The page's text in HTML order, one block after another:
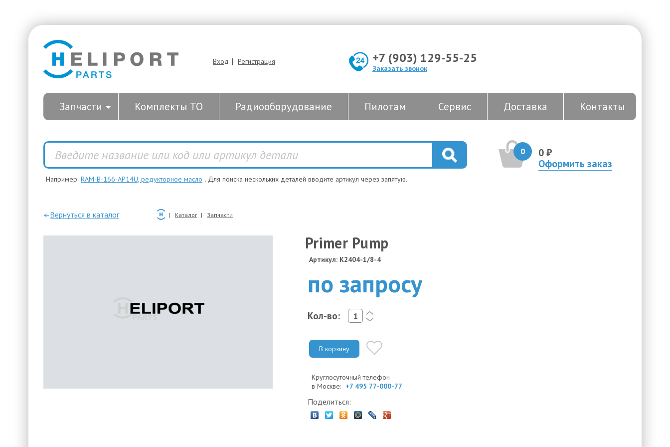
Вход | Регистрация +7 (903) 129-55-25
Заказать звонок
Запчасти Комплекты ТО Радиооборудование Пилотам Сервис Доставка Контакты
0
0 ₽
Оформить заказ
Например: RAM-B-166-AP14U, редукторное масло . Для поиска нескольких деталей вводите артикул через запятую.
—Вернуться в каталог Каталог Запчасти
Primer Pump
Артикул: K2404-1/8-4
по запросу
Кол-во:
<
>
В корзину
Круглосуточный телефон
в Москве: +7 495 77-000-77
Поделиться: